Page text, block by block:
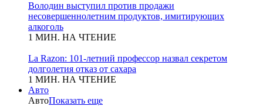
Володин выступил против продажи
несовершеннолетним продуктов, имитирующих
алкоголь
1 МИН. НА ЧТЕНИЕ
La Razon: 101-летний профессор назвал секретом
долголетия отказ от сахара
1 МИН. НА ЧТЕНИЕ
Авто
АвтоПоказать еще